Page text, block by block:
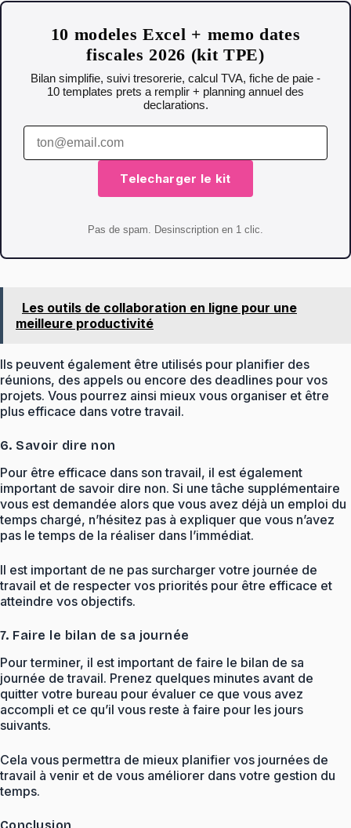
10 modeles Excel + memo dates
fiscales 2026 (kit TPE)
Bilan simplifie, suivi tresorerie, calcul TVA, fiche de paie -
10 templates prets a remplir + planning annuel des
declarations.
Telecharger le kit
Pas de spam. Desinscription en 1 clic.
Les outils de collaboration en ligne pour une
meilleure productivité
Ils peuvent également être utilisés pour planifier des
réunions, des appels ou encore des deadlines pour vos
projets. Vous pourrez ainsi mieux vous organiser et être
plus efficace dans votre travail.
6. Savoir dire non
Pour être efficace dans son travail, il est également
important de savoir dire non. Si une tâche supplémentaire
vous est demandée alors que vous avez déjà un emploi du
temps chargé, n’hésitez pas à expliquer que vous n’avez
pas le temps de la réaliser dans l’immédiat.
Il est important de ne pas surcharger votre journée de
travail et de respecter vos priorités pour être efficace et
atteindre vos objectifs.
7. Faire le bilan de sa journée
Pour terminer, il est important de faire le bilan de sa
journée de travail. Prenez quelques minutes avant de
quitter votre bureau pour évaluer ce que vous avez
accompli et ce qu’il vous reste à faire pour les jours
suivants.
Cela vous permettra de mieux planifier vos journées de
travail à venir et de vous améliorer dans votre gestion du
temps.